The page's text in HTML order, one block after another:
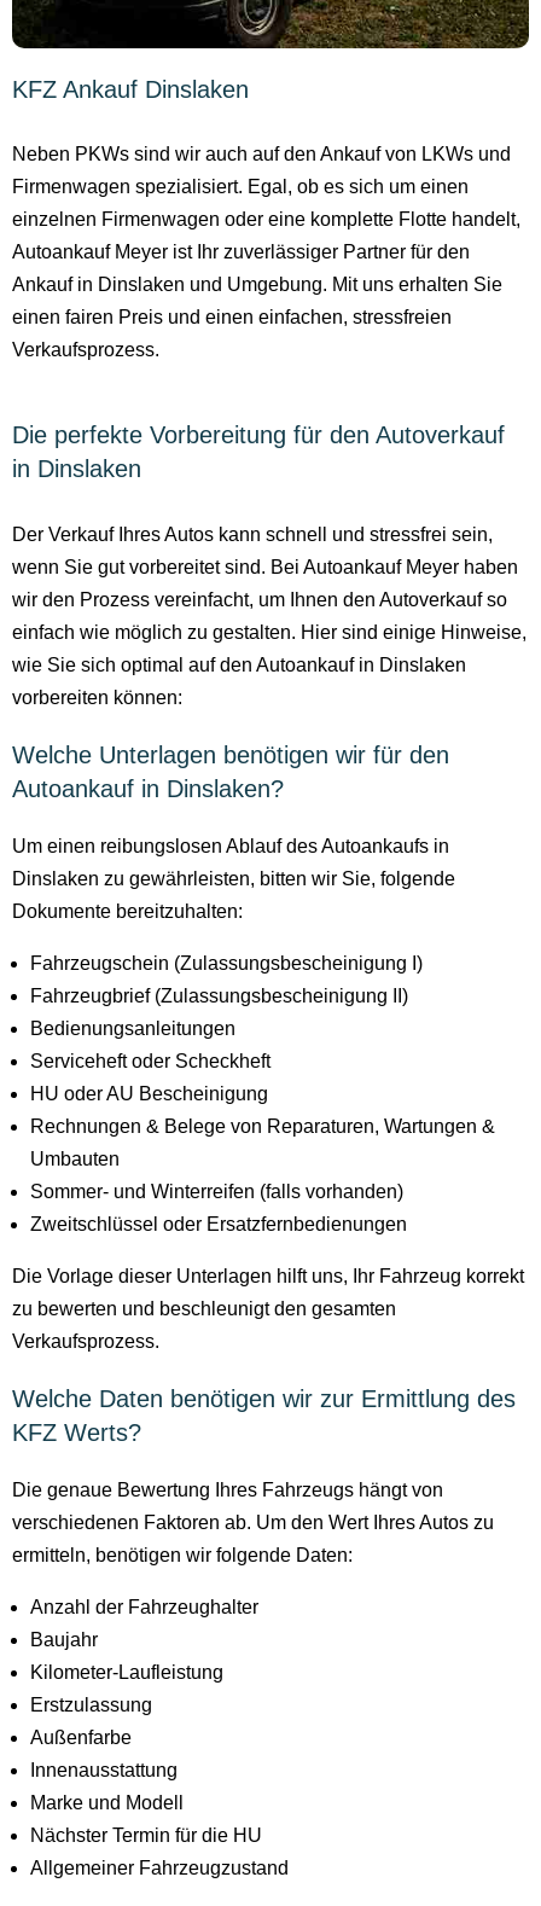
KFZ Ankauf Dinslaken
Neben PKWs sind wir auch auf den Ankauf von LKWs und
Firmenwagen spezialisiert. Egal, ob es sich um einen
einzelnen Firmenwagen oder eine komplette Flotte handelt,
Autoankauf Meyer ist Ihr zuverlässiger Partner für den
Ankauf in Dinslaken und Umgebung. Mit uns erhalten Sie
einen fairen Preis und einen einfachen, stressfreien
Verkaufsprozess.
Die perfekte Vorbereitung für den Autoverkauf
in Dinslaken
Der Verkauf Ihres Autos kann schnell und stressfrei sein,
wenn Sie gut vorbereitet sind. Bei Autoankauf Meyer haben
wir den Prozess vereinfacht, um Ihnen den Autoverkauf so
einfach wie möglich zu gestalten. Hier sind einige Hinweise,
wie Sie sich optimal auf den Autoankauf in Dinslaken
vorbereiten können:
Welche Unterlagen benötigen wir für den
Autoankauf in Dinslaken?
Um einen reibungslosen Ablauf des Autoankaufs in
Dinslaken zu gewährleisten, bitten wir Sie, folgende
Dokumente bereitzuhalten:
Fahrzeugschein (Zulassungsbescheinigung I)
Fahrzeugbrief (Zulassungsbescheinigung II)
Bedienungsanleitungen
Serviceheft oder Scheckheft
HU oder AU Bescheinigung
Rechnungen & Belege von Reparaturen, Wartungen &
Umbauten
Sommer- und Winterreifen (falls vorhanden)
Zweitschlüssel oder Ersatzfernbedienungen
Die Vorlage dieser Unterlagen hilft uns, Ihr Fahrzeug korrekt
zu bewerten und beschleunigt den gesamten
Verkaufsprozess.
Welche Daten benötigen wir zur Ermittlung des
KFZ Werts?
Die genaue Bewertung Ihres Fahrzeugs hängt von
verschiedenen Faktoren ab. Um den Wert Ihres Autos zu
ermitteln, benötigen wir folgende Daten:
Anzahl der Fahrzeughalter
Baujahr
Kilometer-Laufleistung
Erstzulassung
Außenfarbe
Innenausstattung
Marke und Modell
Nächster Termin für die HU
Allgemeiner Fahrzeugzustand